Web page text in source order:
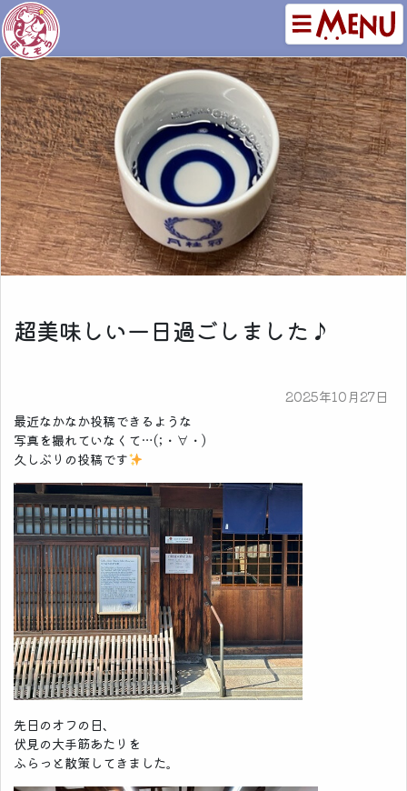
超美味しい一日過ごしました♪
2025年10月27日
最近なかなか投稿できるような
写真を撮れていなくて…(;・∀・)
久しぶりの投稿です
先日のオフの日、
伏見の大手筋あたりを
ふらっと散策してきました。